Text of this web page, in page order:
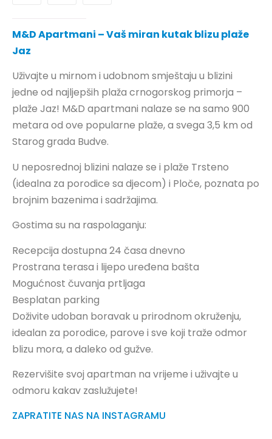
M&D Apartmani – Vaš miran kutak blizu plaže
Jaz
Uživajte u mirnom i udobnom smještaju u blizini
jedne od najljepših plaža crnogorskog primorja –
plaže Jaz! M&D apartmani nalaze se na samo 900
metara od ove popularne plaže, a svega 3,5 km od
Starog grada Budve.
U neposrednoj blizini nalaze se i plaže Trsteno
(idealna za porodice sa djecom) i Ploče, poznata po
brojnim bazenima i sadržajima.
Gostima su na raspolaganju:
Recepcija dostupna 24 časa dnevno
Prostrana terasa i lijepo uređena bašta
Mogućnost čuvanja prtljaga
Besplatan parking
Doživite udoban boravak u prirodnom okruženju,
idealan za porodice, parove i sve koji traže odmor
blizu mora, a daleko od gužve.
Rezervišite svoj apartman na vrijeme i uživajte u
odmoru kakav zaslužujete!
ZAPRATITE NAS NA INSTAGRAMU